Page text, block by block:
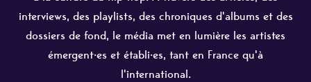
interviews, des playlists, des chroniques d'albums et des
dossiers de fond, le média met en lumière les artistes
émergent·es et établi·es, tant en France qu'à
l'international.